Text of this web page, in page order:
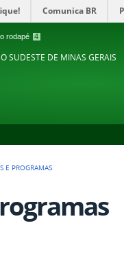
rodapé 4
Comunica BR
SUDESTE DE MINAS GERAIS
E PROGRAMAS